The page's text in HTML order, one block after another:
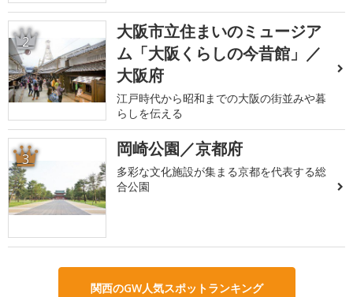
2
大阪市立住まいのミュージア
ム「大阪くらしの今昔館」／
大阪府
江戸時代から昭和までの大阪の街並みや暮
らしを伝える
3 岡崎公園／京都府
多彩な文化施設が集まる京都を代表する総
合公園
関西のGW人気スポットランキング